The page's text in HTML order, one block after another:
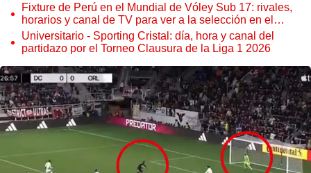
Fixture de Perú en el Mundial de Vóley Sub 17: rivales,
horarios y canal de TV para ver a la selección en el
torneo
Universitario - Sporting Cristal: día, hora y canal del
partidazo por el Torneo Clausura de la Liga 1 2026